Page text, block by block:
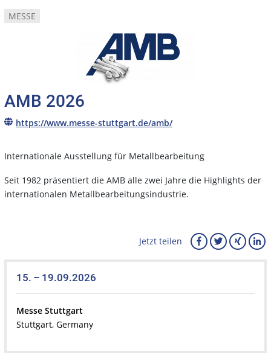
MESSE
AMB 2026
https://www.messe-stuttgart.de/amb/
Internationale Ausstellung für Metallbearbeitung
Seit 1982 präsentiert die AMB alle zwei Jahre die Highlights der
internationalen Metallbearbeitungsindustrie.
Jetzt teilen
15. – 19.09.2026
Messe Stuttgart
Stuttgart, Germany